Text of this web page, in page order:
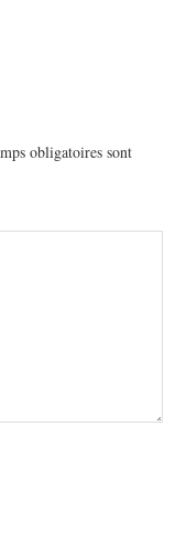
obligatoires sont